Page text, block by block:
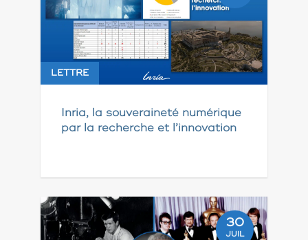
LETTRE
Inria, la souveraineté numérique
par la recherche et l’innovation
30
JUIL